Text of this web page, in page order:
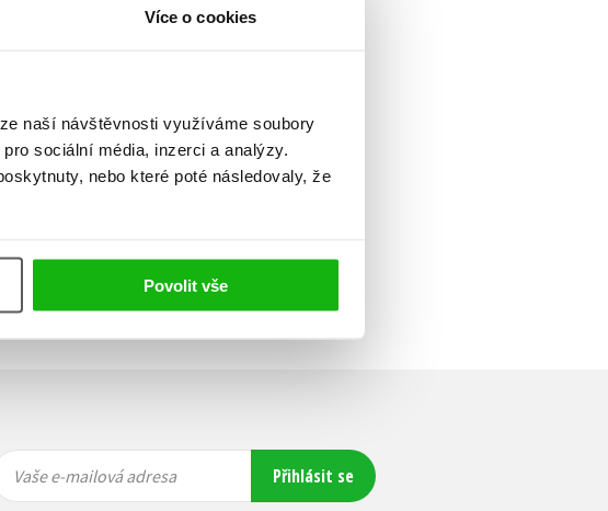
Více o cookies
naší návštěvnosti využíváme soubory
sociální média, inzerci a analýzy.
nebo které poté následovaly, že
Povolit vše
Vaše e-
mailová
Vaše e-
mailová
Vaše e-mailová adresa Přihlásit se